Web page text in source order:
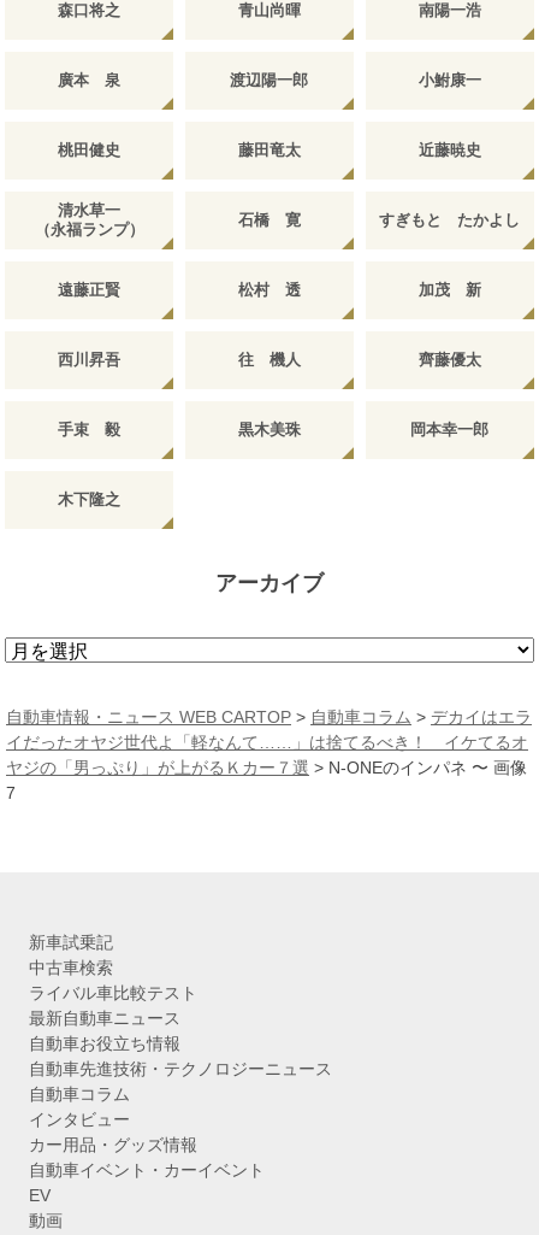
森口将之 青山尚暉 南陽一浩
廣本 泉 渡辺陽一郎 小鮒康一
桃田健史 藤田竜太 近藤暁史
清水草一
（永福ランプ）
石橋 寛 すぎもと たかよし
遠藤正賢 松村 透 加茂 新
西川昇吾 往 機人 齊藤優太
手束 毅 黒木美珠 岡本幸一郎
木下隆之
アーカイブ
ア
カ
イ
ブ
自動車情報・ニュース WEB CARTOP > 自動車コラム > デカイはエラ
イだったオヤジ世代よ「軽なんて……」は捨てるべき！ イケてるオ
ヤジの「男っぷり」が上がるＫカー７選 > N-ONEのインパネ 〜 画像
7
新車試乗記
中古車検索
ライバル車比較テスト
最新自動車ニュース
自動車お役立ち情報
自動車先進技術・テクノロジーニュース
自動車コラム
インタビュー
カー用品・グッズ情報
自動車イベント・カーイベント
EV
動画